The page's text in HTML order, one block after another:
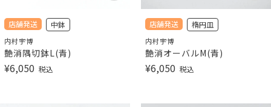
店舗発送 中鉢
内村宇博
艶消隅切鉢L(青)
¥6,050 税込
店舗発送 楕円皿
内村宇博
艶消オーバルM(青)
¥6,050 税込